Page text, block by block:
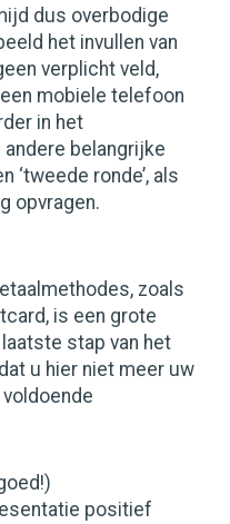
dus overbodige
het invullen van
verplicht veld,
mobiele telefoon
in het
belangrijke
‘tweede ronde’, als
opvragen.
zoals
is een grote
stap van het
u hier niet meer uw
positief